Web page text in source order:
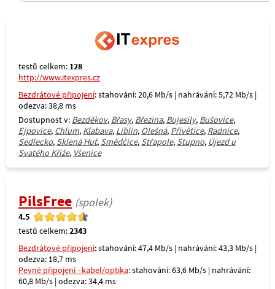
testů celkem: 128
http://www.itexpres.cz
Bezdrátové připojení: stahování: 20,6 Mb/s | nahrávání: 5,72 Mb/s |
odezva: 38,8 ms
Dostupnost v: Bezděkov, Břasy, Březina, Bujesily, Bušovice,
Ejpovice, Chlum, Klabava, Liblín, Olešná, Přívětice, Radnice,
Sedlecko, Sklená Huť, Smědčice, Střapole, Stupno, Újezd u
Svatého Kříže, Všenice
PilsFree (spolek)
4.5
testů celkem:2343
Bezdrátové připojení: stahování: 47,4 Mb/s | nahrávání: 43,3 Mb/s |
odezva: 18,7 ms
Pevné připojení - kabel/optika: stahování: 63,6 Mb/s | nahrávání:
60,8 Mb/s | odezva: 34,4 ms